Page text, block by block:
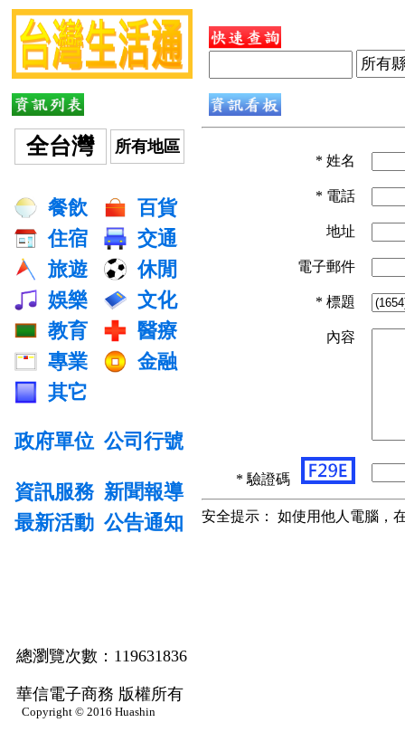
全台灣 所有地區
餐飲
百貨
住宿
交通
旅遊
休閒
娛樂
文化
教育
醫療
專業
金融
其它
政府單位 公司行號
資訊服務 新聞報導
最新活動 公告通知
* 姓名
* 電話
地址
電子郵件
* 標題
內容
* 驗證碼
安全提示： 如使用他人電腦，
總瀏覽次數：119631836
華信電子商務 版權所有
Copyright © 2016 Huashin